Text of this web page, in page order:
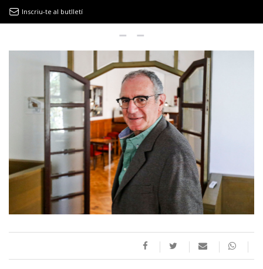
EL CLÀSSIC | ALBERT PLA
“LA VIDA ÉS COM LA MAR: SEMPRE BUSCA L’EQUILIBRI”
NOVETATS DISCOGRÀFIQUES
EL CLÀSSIC | ELS 3 TAMBORS
TEMÀTIQUES
()
Inscriu-te al butlletí